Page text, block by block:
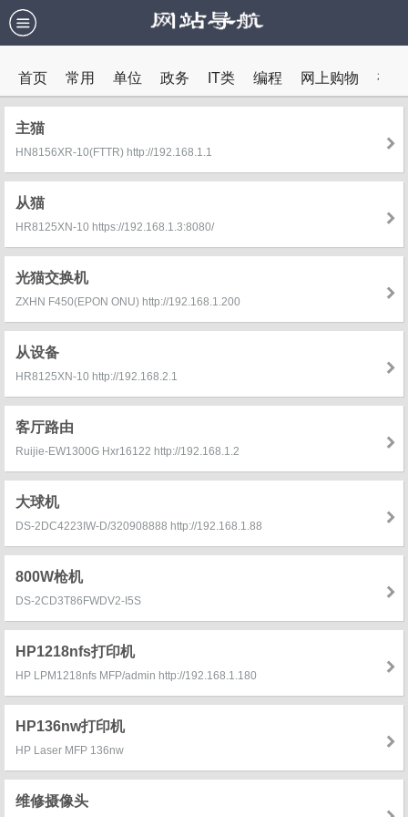
首页 常用 单位 政务 IT类 编程 网上购物 视
主猫
HN8156XR-10(FTTR) http://192.168.1.1
从猫
HR8125XN-10 https://192.168.1.3:8080/
光猫交换机
ZXHN F450(EPON ONU) http://192.168.1.200
从设备
HR8125XN-10 http://192.168.2.1
客厅路由
Ruijie-EW1300G Hxr16122 http://192.168.1.2
大球机
DS-2DC4223IW-D/320908888 http://192.168.1.88
800W枪机
DS-2CD3T86FWDV2-I5S
HP1218nfs打印机
HP LPM1218nfs MFP/admin http://192.168.1.180
HP136nw打印机
HP Laser MFP 136nw
维修摄像头